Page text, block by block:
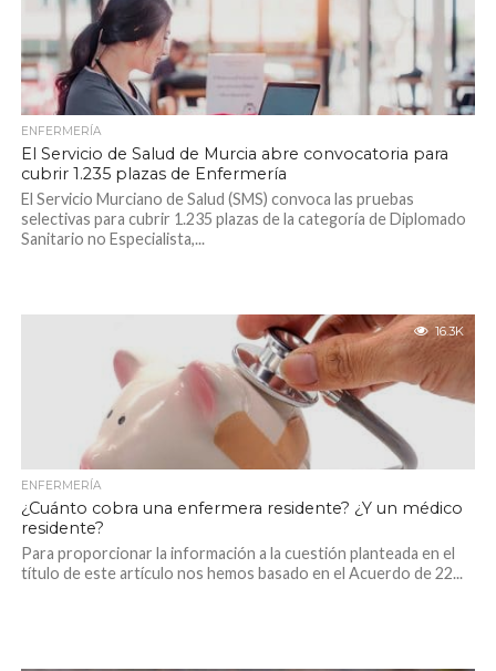
ENFERMERÍA
El Servicio de Salud de Murcia abre convocatoria para
cubrir 1.235 plazas de Enfermería
El Servicio Murciano de Salud (SMS) convoca las pruebas
selectivas para cubrir 1.235 plazas de la categoría de Diplomado
Sanitario no Especialista,...
16.3K
ENFERMERÍA
¿Cuánto cobra una enfermera residente? ¿Y un médico
residente?
Para proporcionar la información a la cuestión planteada en el
título de este artículo nos hemos basado en el Acuerdo de 22...